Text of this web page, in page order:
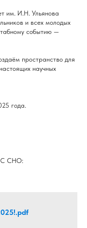
им. И.Н. Ульянова
и всех молодых
событию —
пространство для
научных
года.
СНО: